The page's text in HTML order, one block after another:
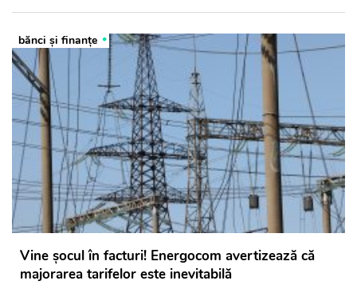
bănci şi finanţe
Vine șocul în facturi! Energocom avertizează că
majorarea tarifelor este inevitabilă